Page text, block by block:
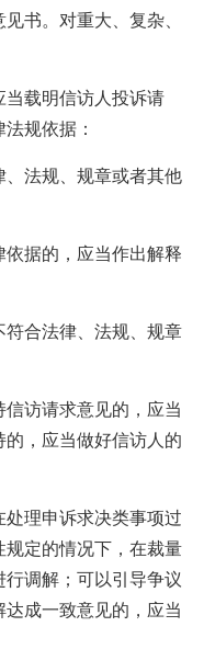
书。对重大、复杂、
载明信访人投诉请
规依据：
、法规、规章或者其他
依据的，应当作出解释
符合法律、法规、规章
访请求意见的，应当
，应当做好信访人的
理申诉求决类事项过
定的情况下，在裁量
调解；可以引导争议
成一致意见的，应当